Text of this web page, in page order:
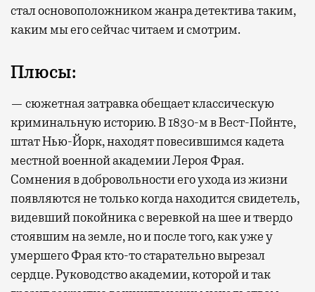
стал основоположником жанра детектива таким,
каким мы его сейчас читаем и смотрим.
Плюсы:
— сюжетная затравка обещает классическую
криминальную историю. В 1830-м в Вест-Пойнте,
штат Нью-Йорк, находят повесившимся кадета
местной военной академии Лероя Фрая.
Сомнения в добровольности его ухода из жизни
появляются не только когда находится свидетель,
видевший покойника с веревкой на шее и твердо
стоявшим на земле, но и после того, как уже у
умершего Фрая кто-то старательно вырезал
сердце. Руководство академии, которой и так